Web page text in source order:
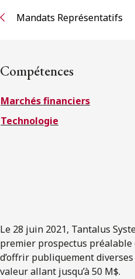
S’abonner aux articles Osler
Mandats Représentatifs
Compétences
Marchés financiers
Technologie
Le 28 juin 2021, Tantalus
premier prospectus préalable
d’offrir publiquement
valeur allant jusqu’à 50 M$.